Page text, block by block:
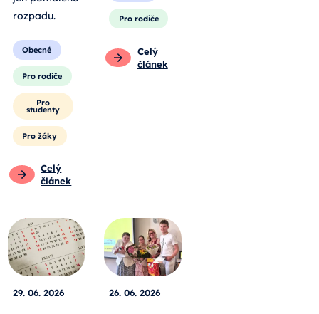
rozpadu.
Obecné
Pro rodiče
Pro
studenty
Pro žáky
Celý
článek
Pro rodiče
Celý
článek
29. 06. 2026 26. 06. 2026